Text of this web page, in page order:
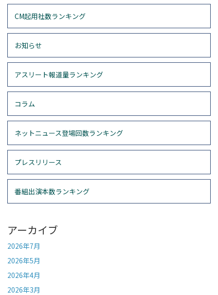
CM起用社数ランキング
お知らせ
アスリート報道量ランキング
コラム
ネットニュース登場回数ランキング
プレスリリース
番組出演本数ランキング
アーカイブ
2026年7月
2026年5月
2026年4月
2026年3月